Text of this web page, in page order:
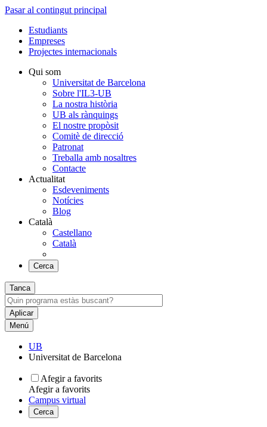
Pasar al contingut principal
Estudiants
Empreses
Projectes internacionals
Qui som
Universitat de Barcelona
Sobre l'IL3-UB
La nostra història
UB als rànquings
El nostre propòsit
Comitè de direcció
Patronat
Treballa amb nosaltres
Contacte
Actualitat
Esdeveniments
Notícies
Blog
Català
Castellano
Català
Cerca
Tanca
Menú
UB
Universitat de Barcelona
Afegir a favorits
Afegir a favorits
Campus virtual
Cerca